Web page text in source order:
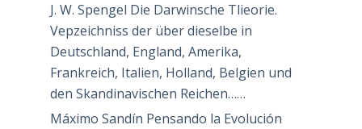
J. W. Spengel Die Darwinsche Tlieorie.
Vepzeichniss der über dieselbe in
Deutschland, England, Amerika,
Frankreich, Italien, Holland, Belgien und
den Skandinavischen Reichen……
Máximo Sandín Pensando la Evolución